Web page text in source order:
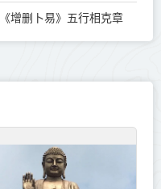
增删卜易》五行相克章